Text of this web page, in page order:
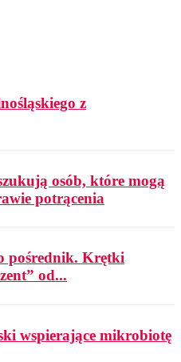
z
osób, które mogą
potrącenia
pośrednik. Krętki
od...
wspierające mikrobiotę